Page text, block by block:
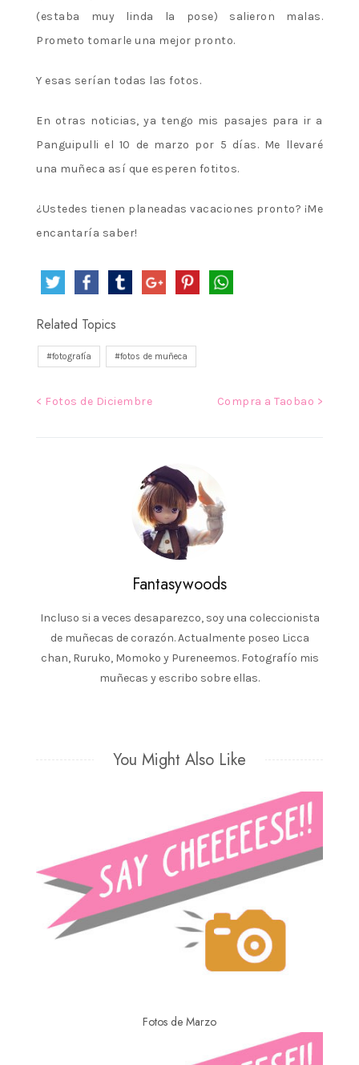
(estaba muy linda la pose) salieron malas.
Prometo tomarle una mejor pronto.
Y esas serían todas las fotos.
En otras noticias, ya tengo mis pasajes para ir a
Panguipulli el 10 de marzo por 5 días. Me llevaré
una muñeca así que esperen fotitos.
¿Ustedes tienen planeadas vacaciones pronto? ¡Me
encantaría saber!
Related Topics
fotografía fotos de muñeca
Navegación
< Fotos de Diciembre Compra a Taobao >
Fantasywoods
Incluso si a veces desaparezco, soy una coleccionista
de muñecas de corazón. Actualmente poseo Licca
chan, Ruruko, Momoko y Pureneemos. Fotografío mis
muñecas y escribo sobre ellas.
You Might Also Like
Fotos de Marzo